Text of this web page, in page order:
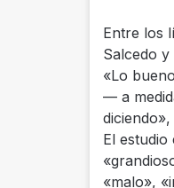
Entre los
Salcedo
«Lo
— a
El
«malo»,